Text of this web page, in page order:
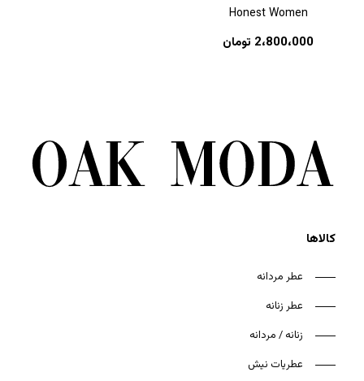
Honest Women
2،800،000 تومان
کالاها
عطر مردانه
عطر زنانه
زنانه / مردانه
عطریات نیش